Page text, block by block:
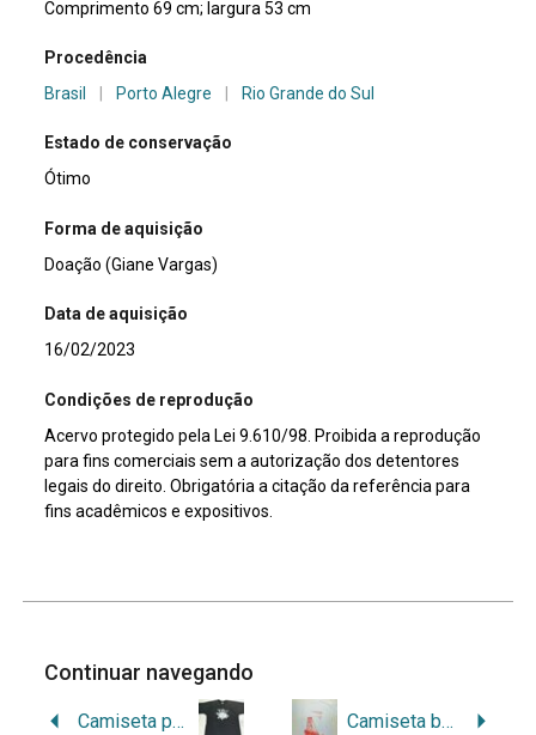
Comprimento 69 cm; largura 53 cm
Procedência
Brasil
Porto Alegre Rio Grande do Sul
Estado de conservação
Ótimo
Forma de aquisição
Doação (Giane Vargas)
Data de aquisição
16/02/2023
Condições de reprodução
Acervo protegido pela Lei 9.610/98. Proibida a reprodução
para fins comerciais sem a autorização dos detentores
legais do direito. Obrigatória a citação da referência para
fins acadêmicos e expositivos.
Continuar navegando
Camiseta preta do C.C Chove não Molha Camiseta branca do 3º Fórum Nacional de Museus